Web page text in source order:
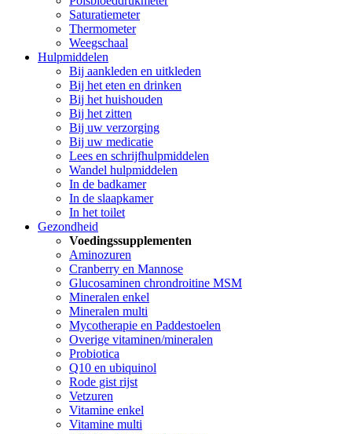
Saturatiemeter
Thermometer
Weegschaal
Hulpmiddelen
Bij aankleden en uitkleden
Bij het eten en drinken
Bij het huishouden
Bij het zitten
Bij uw verzorging
Bij uw medicatie
Lees en schrijfhulpmiddelen
Wandel hulpmiddelen
In de badkamer
In de slaapkamer
In het toilet
Gezondheid
Voedingssupplementen
Aminozuren
Cranberry en Mannose
Glucosaminen chrondroitine MSM
Mineralen enkel
Mineralen multi
Mycotherapie en Paddestoelen
Overige vitaminen/mineralen
Probiotica
Q10 en ubiquinol
Rode gist rijst
Vetzuren
Vitamine enkel
Vitamine multi